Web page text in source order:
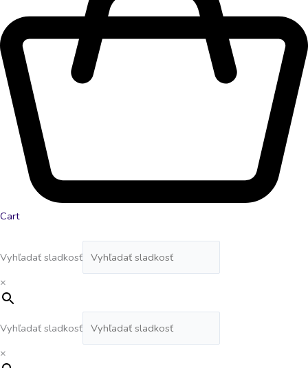
Cart
Vyhľadať sladkosť
×
Vyhľadať sladkosť
×